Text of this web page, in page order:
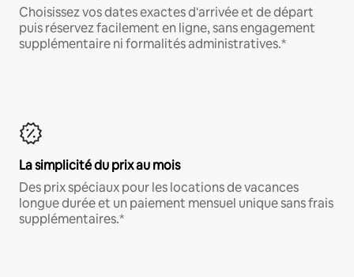
Choisissez vos dates exactes d'arrivée et de départ
puis réservez facilement en ligne, sans engagement
supplémentaire ni formalités administratives.*
La simplicité du prix au mois
Des prix spéciaux pour les locations de vacances
longue durée et un paiement mensuel unique sans frais
supplémentaires.*